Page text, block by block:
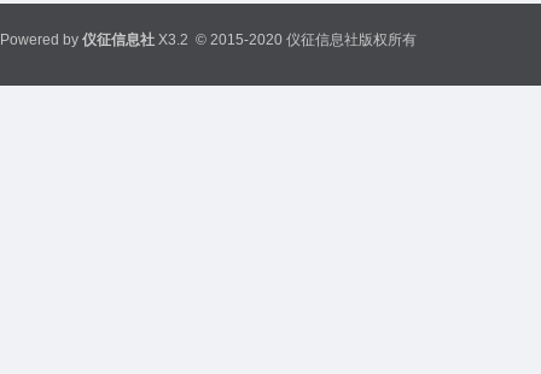
Powered by 仪征信息社 X3.2 © 2015-2020 仪征信息社版权所有